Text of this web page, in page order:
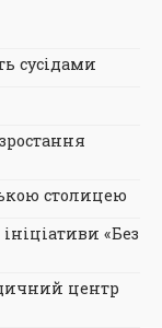
сусідами
столицею
«Без
центр